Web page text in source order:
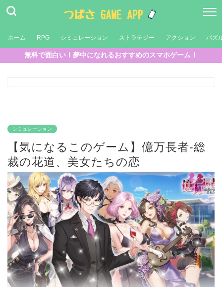
ホーム RPG シミュレーション ストラテジー アクション パズ
無料で面白い！夢中になれるおすすめのスマホゲーム！
シミュレーション
【気になるこのゲーム】億万長者-総
裁の花道、美女たちの恋